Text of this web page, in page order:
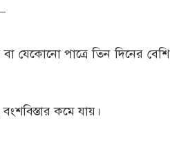
যেকোনো পাত্রে তিন দিনের বেশি
কমে যায়।